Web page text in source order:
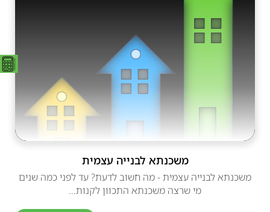
משכנתא לבנייה עצמית
משכנתא לבנייה עצמית - מה חשוב לדעת? עד לפני כמה שנים
מי שרצה משכנתא התכוון לקנות...